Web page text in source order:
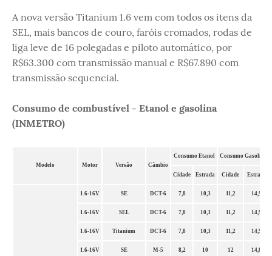
A nova versão Titanium 1.6 vem com todos os itens da
SEL, mais bancos de couro, faróis cromados, rodas de
liga leve de 16 polegadas e piloto automático, por
R$63.300 com transmissão manual e R$67.890 com
transmissão sequencial.
Consumo de combustível - Etanol e gasolina
(INMETRO)
Modelo Motor Versão Câmbio
Consumo Etanol Consumo Gasolina
Cidade Estrada Cidade Estrada
1.6-16V SE DCT-6 7,8 10,3 11,2 14,9
1.6-16V SEL DCT-6 7,8 10,3 11,2 14,9
1.6-16V Titanium DCT-6 7,8 10,3 11,2 14,9
1.6-16V SE M-5 8,2 10 12 14,6